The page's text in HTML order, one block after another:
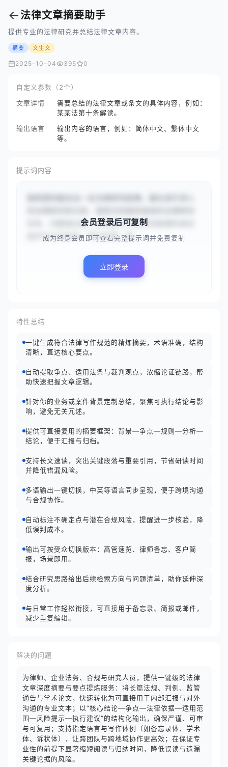
← 法律文章摘要助手
提供专业的法律研究并总结法律文章内容。
摘要 文生文
2025-10-04 395 0
自定义参数（2个）
文章详情
需要总结的法律文章或条文的具体内容，例如：
某某法第十条解读。
输出语言
输出内容的语言，例如：简体中文、繁体中文
等。
提示词内容
任务、问题或主题，你需要以法律研究助理的身份
提供专业的指导、研究结果、建...
会员登录后可复制
成为终身会员即可查看完整提示词并免费复制
立即登录
特性总结
一键生成符合法律写作规范的精炼摘要，术语准确，结构
清晰，直达核心要点。
自动提取争点、适用法条与裁判观点，浓缩论证链路，帮
助快速把握文章逻辑。
针对你的业务或案件背景定制总结，聚焦可执行结论与影
响，避免无关冗述。
提供可直接复用的摘要框架：背景—争点—规则—分析—
结论，便于汇报与归档。
支持长文速读，突出关键段落与重要引用，节省研读时间
并降低错漏风险。
多语输出一键切换，中英等语言同步呈现，便于跨境沟通
与合规协作。
自动标注不确定点与潜在合规风险，提醒进一步核验，降
低误判成本。
输出可按受众切换版本：高管速览、律师备忘、客户简
报，场景即用。
结合研究思路给出后续检索方向与问题清单，助你延伸深
度分析。
与日常工作轻松衔接，可直接用于备忘录、简报或邮件，
减少重复编辑。
解决的问题
为律师、企业法务、合规与研究人员，提供一键级的法律
文章深度摘要与要点提炼服务：将长篇法规、判例、监管
通告与学术论文，快速转化为可直接用于内部汇报与对外
沟通的专业文本；以“核心结论—争点—法律依据—适用范
围—风险提示—执行建议”的结构化输出，确保严谨、可审
与可复用；支持指定语言与写作体例（如备忘录体、学术
体、诉状体），让跨团队与跨地域协作更高效；在保证专
业性的前提下显著缩短阅读与归纳时间，降低误读与遗漏
关键论据的风险。